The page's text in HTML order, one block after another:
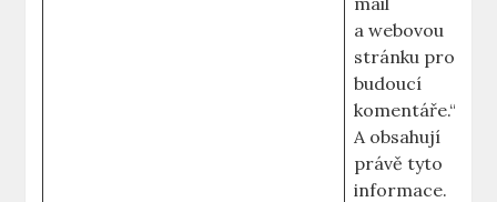
a webovou
stránku pro
budoucí
komentáře.“
A obsahují
právě tyto
informace.